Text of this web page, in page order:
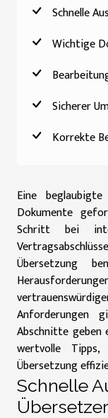
Schnelle
Wichtige
Sicherer
Korrekte
Eine
Dokumente
Schritt bei
Übersetzung
Anforderungen
Abschnitte geben
wertvolle
Übersetzung
Schnelle